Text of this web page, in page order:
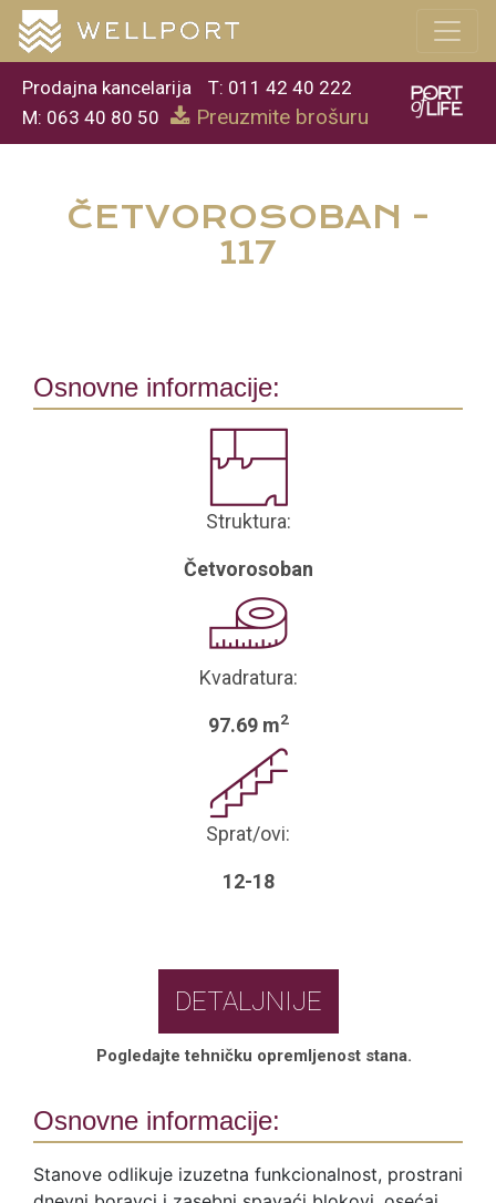
Prodajna kancelarija
T: 011 42 40 222
M: 063 40 80 50
Preuzmite brošuru
ČETVOROSOBAN -
117
Osnovne informacije:
Struktura:
Četvorosoban
Kvadratura:
97.69 m2
Sprat/ovi:
12-18
DETALJNIJE
Pogledajte tehničku opremljenost stana.
Osnovne informacije:
Stanove odlikuje izuzetna funkcionalnost, prostrani